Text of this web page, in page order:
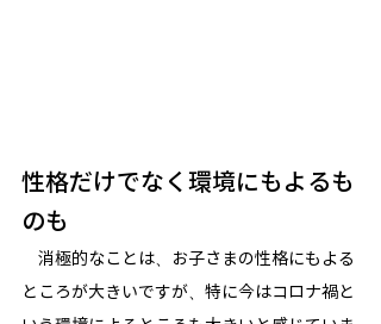
性格だけでなく環境にもよるも
のも
消極的なことは、お子さまの性格にもよる
ところが大きいですが、特に今はコロナ禍と